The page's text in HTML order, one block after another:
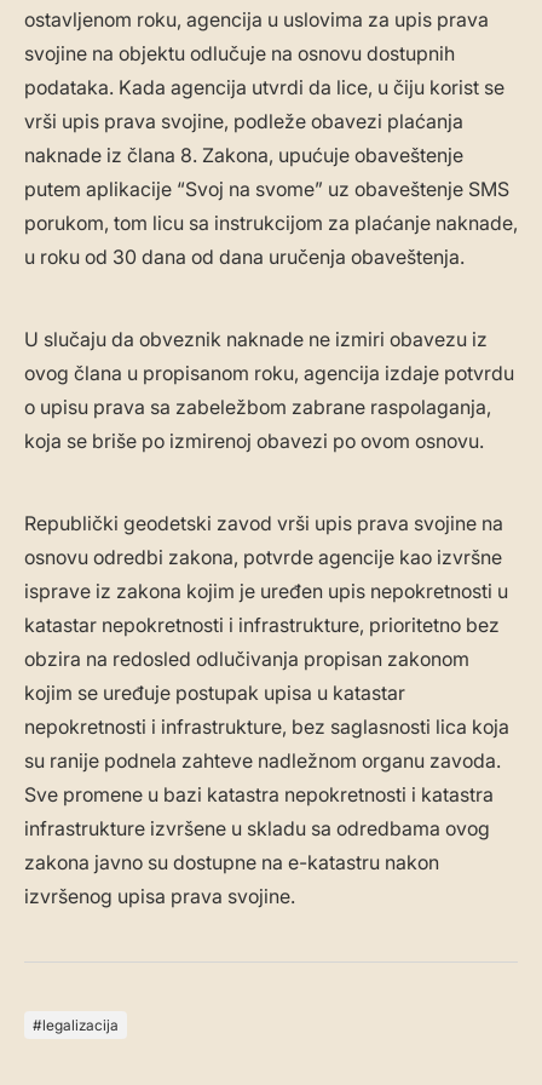
ostavljenom roku, agencija u uslovima za upis prava
svojine na objektu odlučuje na osnovu dostupnih
podataka. Kada agencija utvrdi da lice, u čiju korist se
vrši upis prava svojine, podleže obavezi plaćanja
naknade iz člana 8. Zakona, upućuje obaveštenje
putem aplikacije “Svoj na svome” uz obaveštenje SMS
porukom, tom licu sa instrukcijom za plaćanje naknade,
u roku od 30 dana od dana uručenja obaveštenja.
U slučaju da obveznik naknade ne izmiri obavezu iz
ovog člana u propisanom roku, agencija izdaje potvrdu
o upisu prava sa zabeležbom zabrane raspolaganja,
koja se briše po izmirenoj obavezi po ovom osnovu.
Republički geodetski zavod vrši upis prava svojine na
osnovu odredbi zakona, potvrde agencije kao izvršne
isprave iz zakona kojim je uređen upis nepokretnosti u
katastar nepokretnosti i infrastrukture, prioritetno bez
obzira na redosled odlučivanja propisan zakonom
kojim se uređuje postupak upisa u katastar
nepokretnosti i infrastrukture, bez saglasnosti lica koja
su ranije podnela zahteve nadležnom organu zavoda.
Sve promene u bazi katastra nepokretnosti i katastra
infrastrukture izvršene u skladu sa odredbama ovog
zakona javno su dostupne na e-katastru nakon
izvršenog upisa prava svojine.
legalizacija